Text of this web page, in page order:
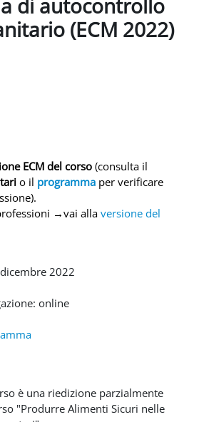
di autocontrollo
(ECM 2022)
ECM del corso (consulta il
o il programma per verificare
→vai alla versione del
2022
online
è una riedizione parzialmente
"Produrre Alimenti Sicuri nelle